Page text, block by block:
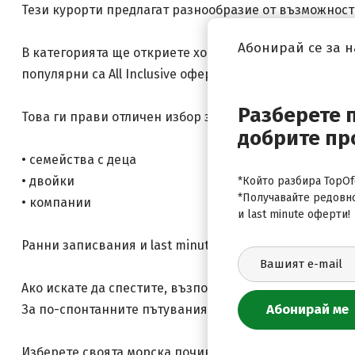
Тези курорти предлагат разнообразие от
В категорията ще откриете хотели на море с
популярни са All Inclusive офертите за море в
Това ги прави отличен избор за:
• семейства с деца
• двойки
• компании
Ранни записвания и last minute оферти
Ако искате да спестите, възползвайте се от ранни
За по-спонтанните пътувания можете да
Абонирай се за
Разберете
добрите
*Който разбира
*Получавайте
и last minute оферти!